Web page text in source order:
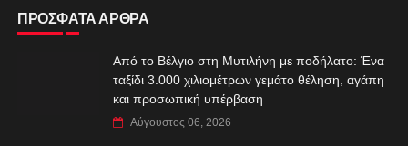
ΠΡΟΣΦΑΤΑ ΑΡΘΡΑ
Από το Βέλγιο στη Μυτιλήνη με ποδήλατο: Ένα
ταξίδι 3.000 χιλιομέτρων γεμάτο θέληση, αγάπη
και προσωπική υπέρβαση
Αύγουστος 06, 2026